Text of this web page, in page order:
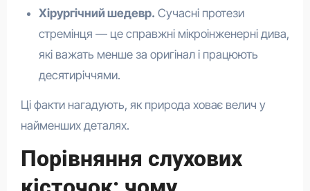
Хірургічний шедевр. Сучасні протези
стремінця — це справжні мікроінженерні дива,
які важать менше за оригінал і працюють
десятиріччями.
Ці факти нагадують, як природа ховає велич у
найменших деталях.
Порівняння слухових